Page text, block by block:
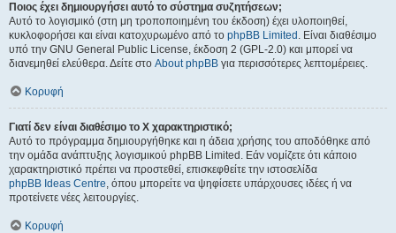
Ποιος έχει δημιουργήσει αυτό το σύστημα συζητήσεων;
Αυτό το λογισμικό (στη μη τροποποιημένη του έκδοση) έχει υλοποιηθεί,
κυκλοφορήσει και είναι κατοχυρωμένο από το phpBB Limited . Είναι διαθέσιμο
υπό την GNU General Public License, έκδοση 2 (GPL-2.0) και μπορεί να
διανεμηθεί ελεύθερα. Δείτε στο About phpBB για περισσότερες λεπτομέρειες.
Κορυφή
Γιατί δεν είναι διαθέσιμο το Χ χαρακτηριστικό;
Αυτό το πρόγραμμα δημιουργήθηκε και η άδεια χρήσης του αποδόθηκε από
την ομάδα ανάπτυξης λογισμικού phpBB Limited. Εάν νομίζετε ότι κάποιο
χαρακτηριστικό πρέπει να προστεθεί, επισκεφθείτε την ιστοσελίδα
phpBB Ideas Centre, όπου μπορείτε να ψηφίσετε υπάρχουσες ιδέες ή να
προτείνετε νέες λειτουργίες.
Κορυφή